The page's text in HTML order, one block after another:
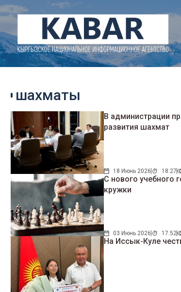
шахматы
В администрации
развития шахмат
18 Июнь 2026 18:27
С нового учебного
кружки
03 Июнь 2026 17:52
На Иссык-Куле